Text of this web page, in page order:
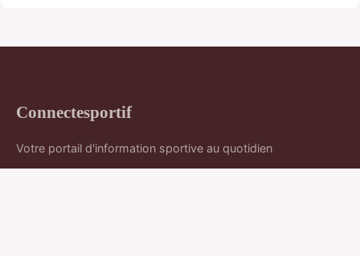
Connectesportif
Votre portail d'information sportive au quotidien